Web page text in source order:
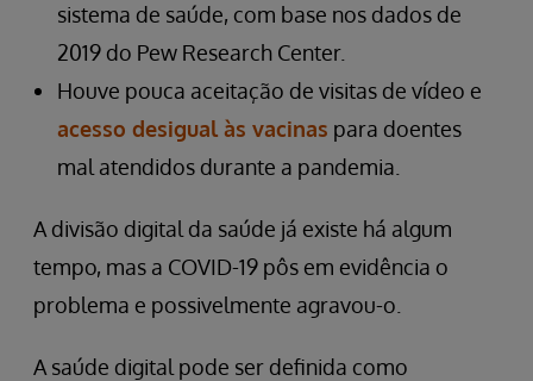
sistema de saúde, com base nos dados de
2019 do Pew Research Center.
Houve pouca aceitação de visitas de vídeo e
acesso desigual às vacinas para doentes
mal atendidos durante a pandemia.
A divisão digital da saúde já existe há algum
tempo, mas a COVID-19 pôs em evidência o
problema e possivelmente agravou-o.
A saúde digital pode ser definida como